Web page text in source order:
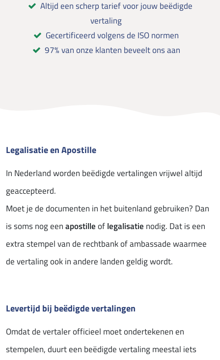
Altijd een scherp tarief voor jouw beëdigde
vertaling
Gecertificeerd volgens de ISO normen
97% van onze klanten beveelt ons aan
Legalisatie en Apostille
In Nederland worden beëdigde vertalingen vrijwel altijd
geaccepteerd.
Moet je de documenten in het buitenland gebruiken? Dan
is soms nog eenapostilleoflegalisatie nodig. Dat is een
extra stempel van de rechtbank of ambassade waarmee
de vertaling ook in andere landen geldig wordt.
Levertijd bij beëdigde vertalingen
Omdat de vertaler officieel moet ondertekenen en
stempelen, duurt een beëdigde vertaling meestal iets